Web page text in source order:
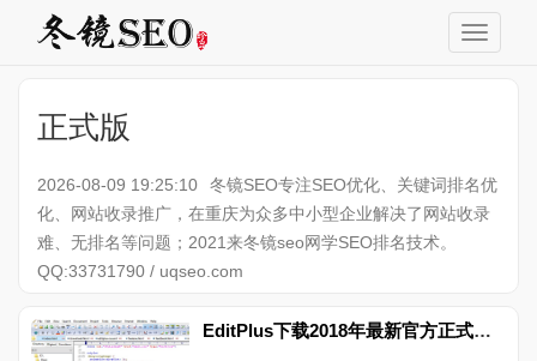
正式版
2026-08-09 19:25:10
冬镜SEO专注SEO优化、关键词排名优
化、网站收录推广，在重庆为众多中小型企业解决了网站收录
难、无排名等问题；2021来冬镜seo网学SEO排名技术。
QQ:33731790 / uqseo.com
EditPlus下载2018年最新官方正式版EditPlus安装教程